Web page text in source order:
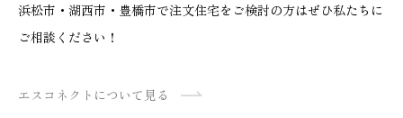
浜松市・湖西市・豊橋市で注文住宅をご検討の方はぜひ私たちに
ご相談ください！
エスコネクトについて見る